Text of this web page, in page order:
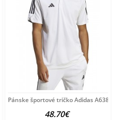
Pánske športové tričko Adidas A6380
48.70€